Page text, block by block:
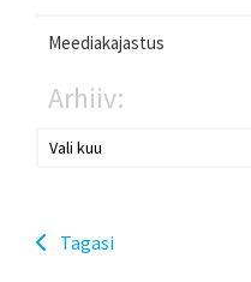
Meediakajastus
Arhiiv:
Tagasi